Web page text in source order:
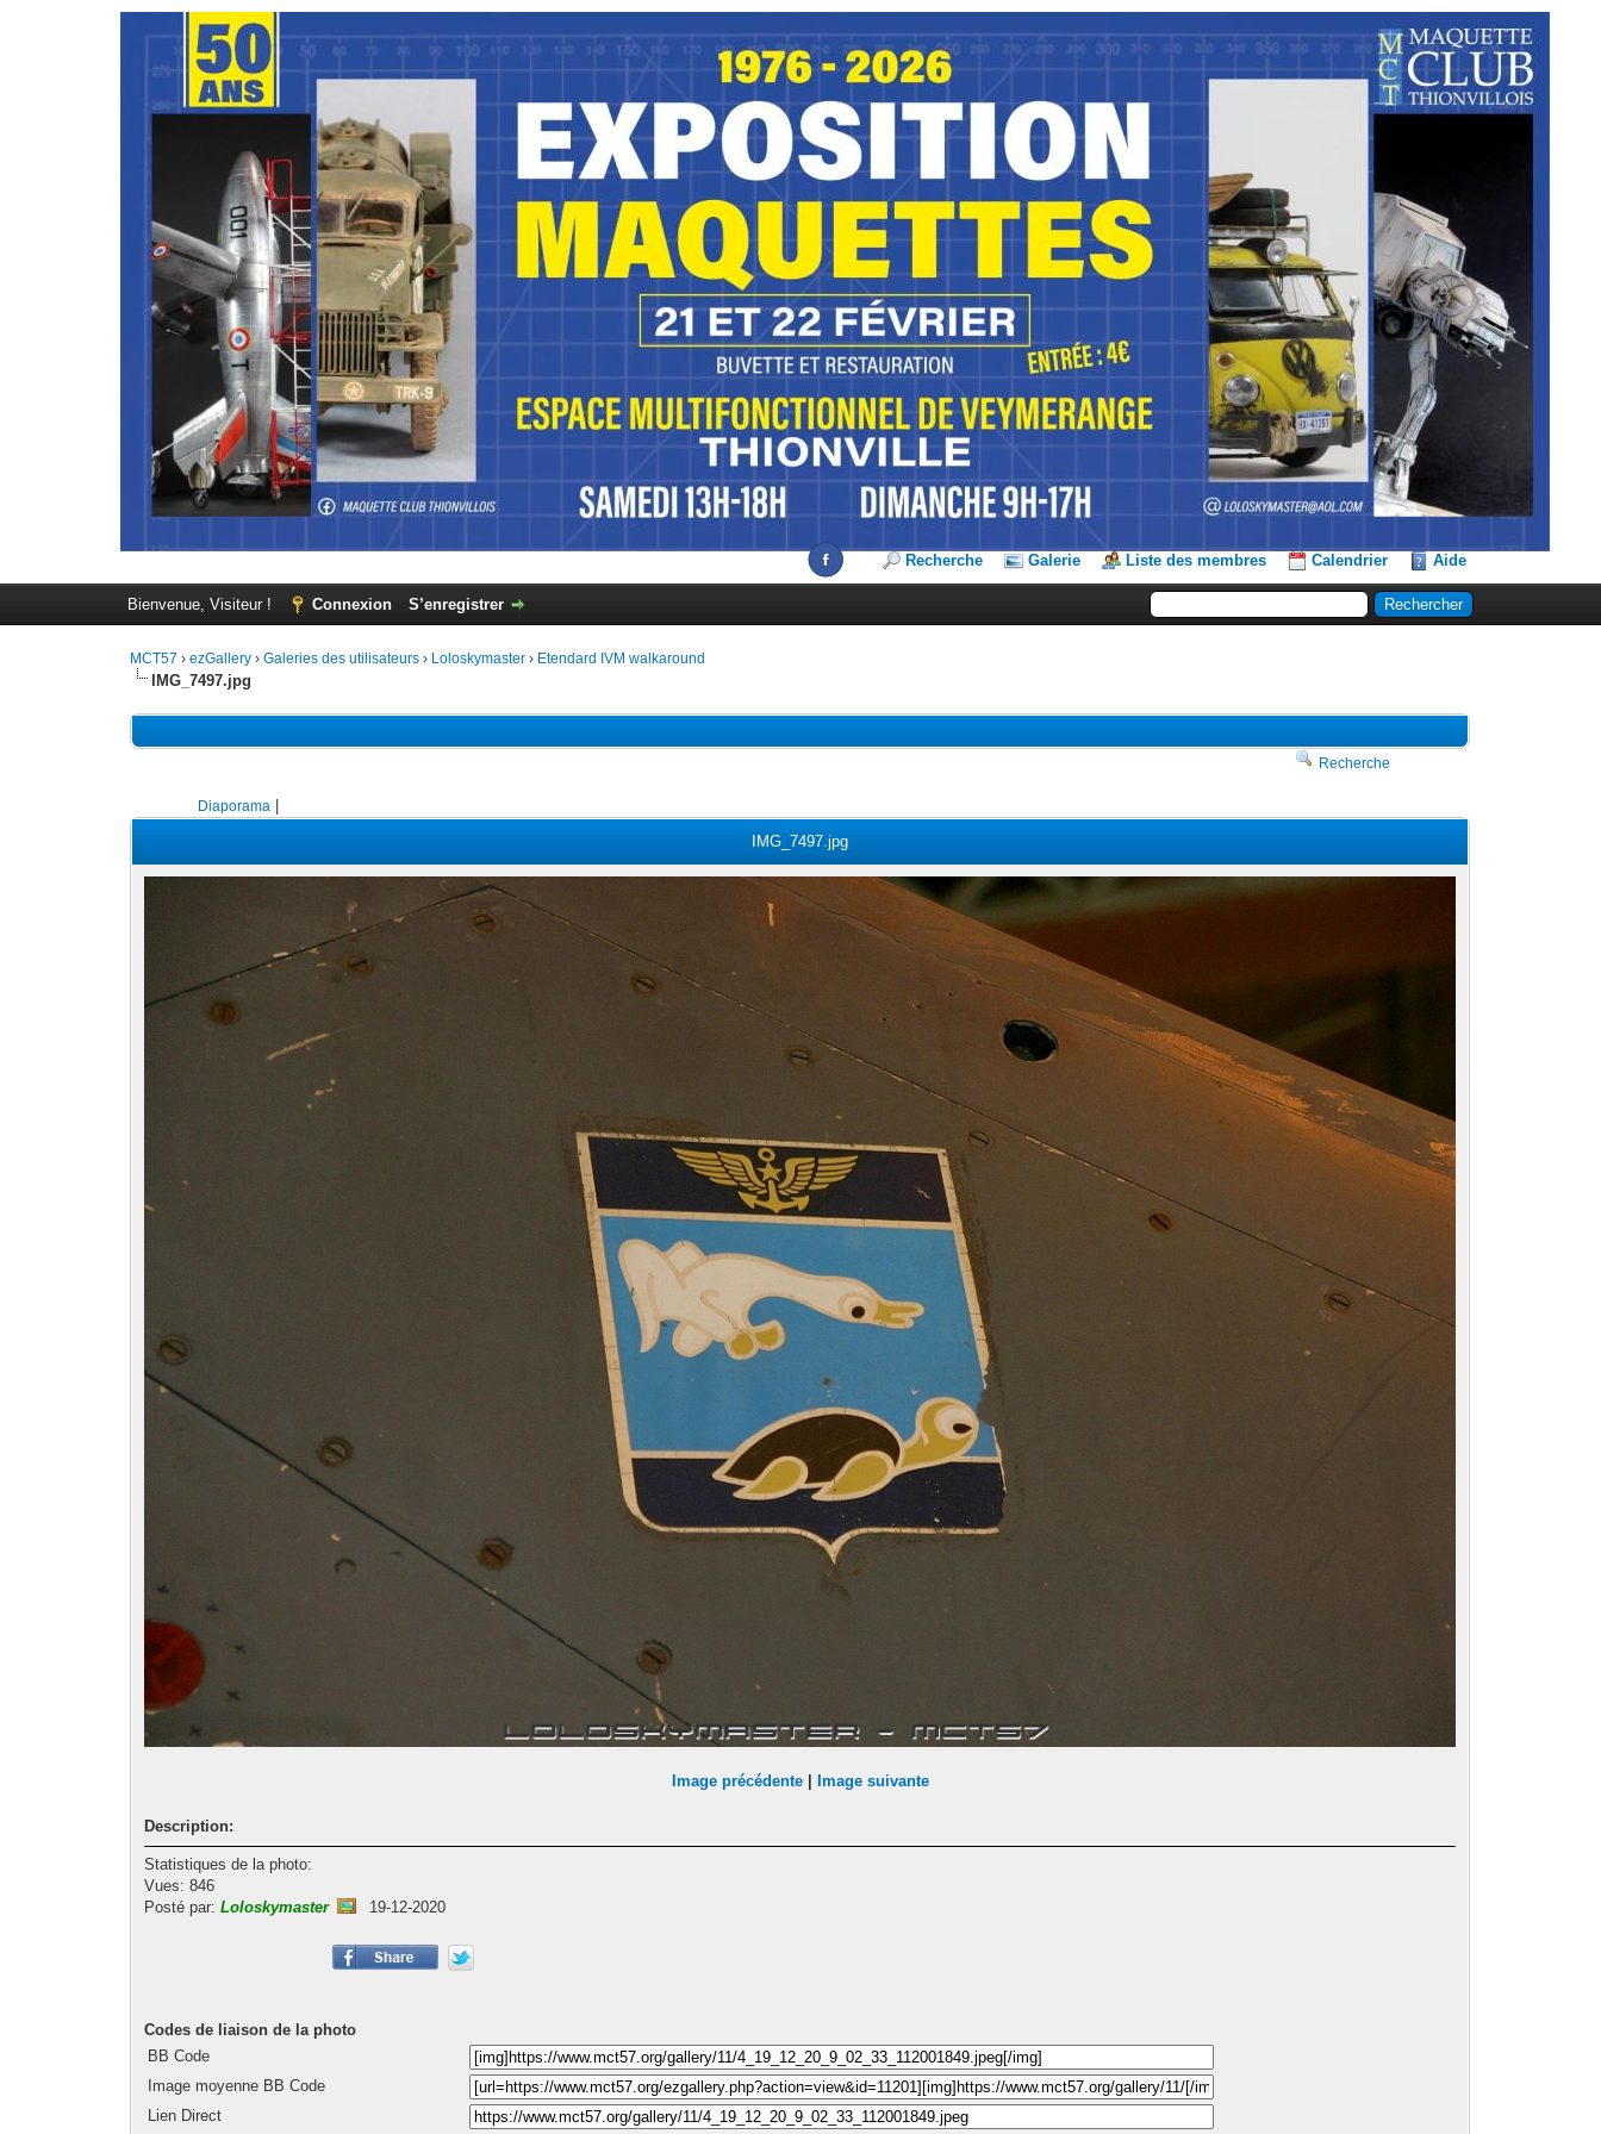
Recherche Galerie Liste des membres Calendrier Aide
Bienvenue, Visiteur ! Connexion S’enregistrer
MCT57 ›ezGallery ›Galeries des utilisateurs › Loloskymaster › Etendard IVM walkaround
IMG_7497.jpg
Recherche
Diaporama|
IMG_7497.jpg
Image précédente| Image suivante
Description:
Statistiques de la photo:
Vues: 846
Posté par:Loloskymaster 19-12-2020
Codes de liaison de la photo
BB Code
Image moyenne BB Code
Lien Direct